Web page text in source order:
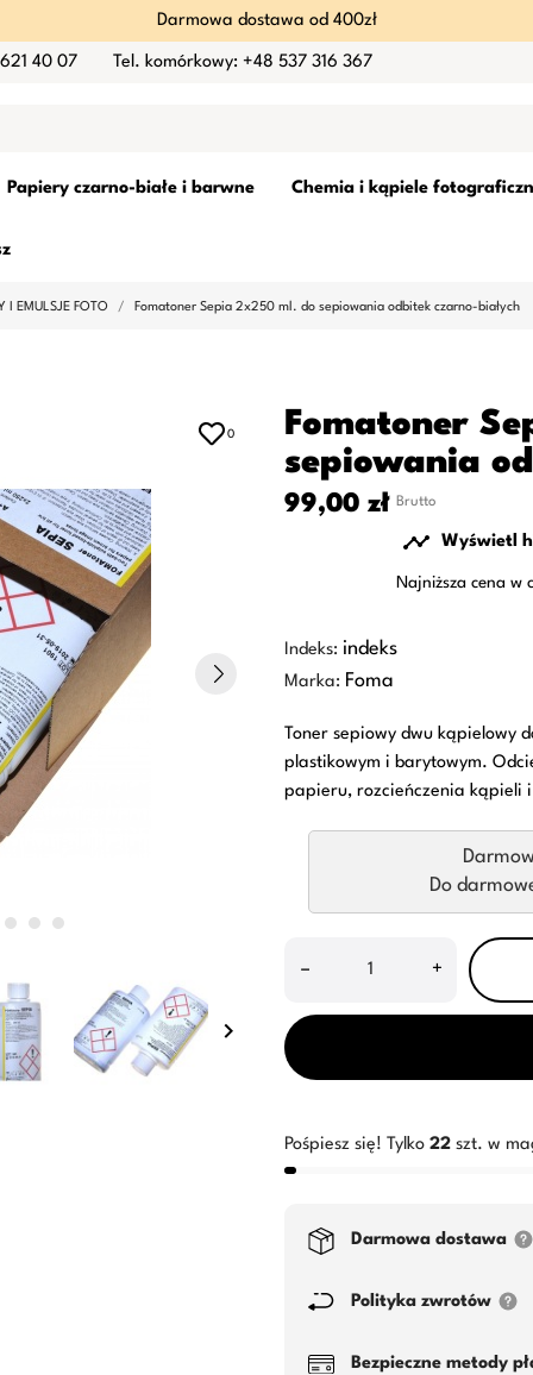
Darmowa dostawa od 400zł
40 07 Tel. komórkowy: +48 537 316 367
Papiery czarno-białe i barwne Chemia i kąpiele
I EMULSJE FOTO Fomatoner Sepia 2x250 ml. do sepiowania odbitek czarno-białych
keyboard_arrow_right
0
Fomatoner
sepiowania
99,00 zł Brutto
 Wyświetl
Najniższa cena w
Indeks: indeks
Marka: Foma
Toner sepiowy dwu kąpielowy
plastikowym i barytowym.
papieru, rozcieńczenia kąpieli
Do
– +
Pośpiesz się! Tylko 22 szt. w
Darmowa dostawa
Polityka zwrotów
Bezpieczne metody